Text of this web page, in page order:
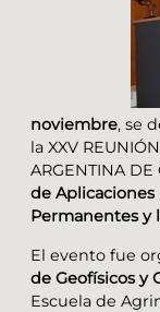
noviembre, se
la XXV
ARGENTINA DE
de Aplicaciones
Permanentes y
El evento fue
de Geofísicos y
Escuela de